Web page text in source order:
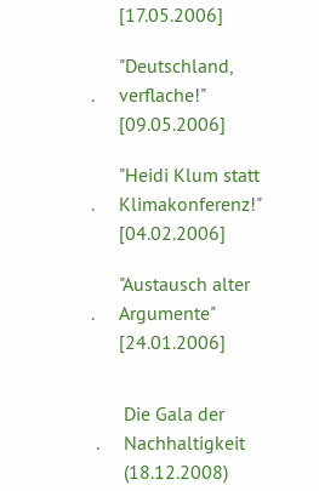
[17.05.2006]
.
"Deutschland,
verflache!"
[09.05.2006]
.
"Heidi Klum statt
Klimakonferenz!"
[04.02.2006]
.
"Austausch alter
Argumente"
[24.01.2006]
.
Die Gala der
Nachhaltigkeit
(18.12.2008)